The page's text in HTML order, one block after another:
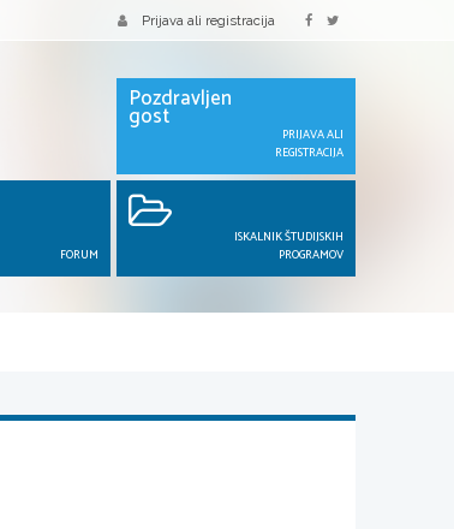
Prijava ali registracija
Pozdravljen
gost
PRIJAVA ALI
REGISTRACIJA
FORUM
ISKALNIK ŠTUDIJSKIH
PROGRAMOV